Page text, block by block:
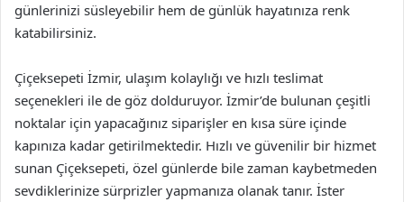
günlerinizi süsleyebilir hem de günlük hayatınıza renk
katabilirsiniz.
Çiçeksepeti İzmir, ulaşım kolaylığı ve hızlı teslimat
seçenekleri ile de göz dolduruyor. İzmir’de bulunan çeşitli
noktalar için yapacağınız siparişler en kısa süre içinde
kapınıza kadar getirilmektedir. Hızlı ve güvenilir bir hizmet
sunan Çiçeksepeti, özel günlerde bile zaman kaybetmeden
sevdiklerinize sürprizler yapmanıza olanak tanır. İster